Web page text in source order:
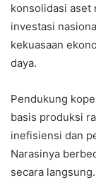
konsolidasi aset
investasi
kekuasaan
daya.
Pendukung
basis produksi
inefisiensi dan
Narasinya
secara